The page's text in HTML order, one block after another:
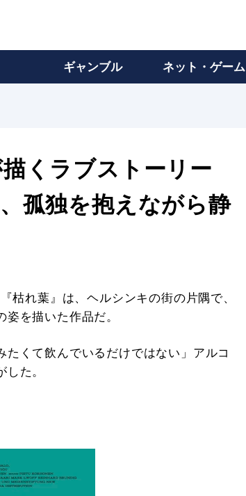
ギャンブル ネット・ゲーム
くラブストーリー
孤独を抱えながら静
れ葉』は、ヘルシンキの街の片隅で、
を描いた作品だ。
くて飲んでいるだけではない」アルコ
た。